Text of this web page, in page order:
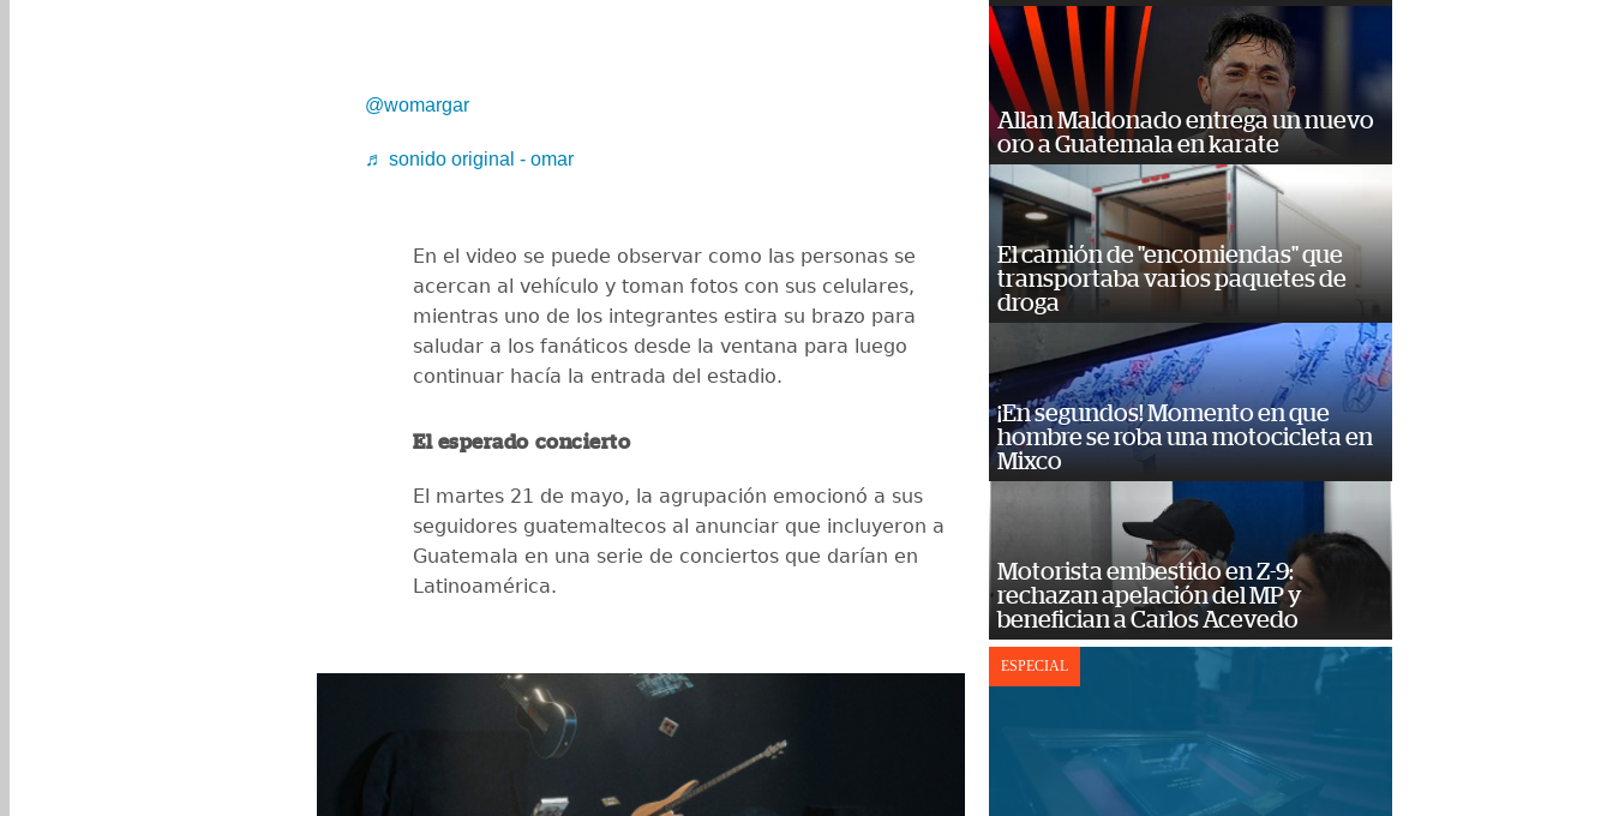
@womargar
♬ sonido original - omar
En el video se puede observar como las personas se
acercan al vehículo y toman fotos con sus celulares,
mientras uno de los integrantes estira su brazo para
saludar a los fanáticos desde la ventana para luego
continuar hacía la entrada del estadio.
El esperado concierto
El martes 21 de mayo, la agrupación emocionó a sus
seguidores guatemaltecos al anunciar que incluyeron a
Guatemala en una serie de conciertos que darían en
Latinoamérica.
Allan Maldonado entrega un nuevo
oro a Guatemala en karate
El camión de "encomiendas" que
transportaba varios paquetes de
droga
¡En segundos! Momento en que
hombre se roba una motocicleta en
Mixco
Motorista embestido en Z-9:
rechazan apelación del MP y
benefician a Carlos Acevedo
ESPECIAL